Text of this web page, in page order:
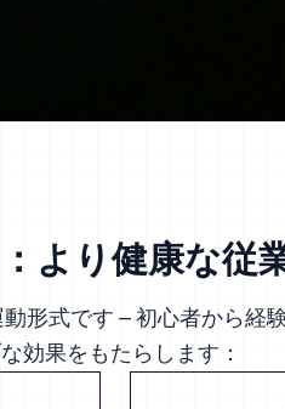
より健康な従
形式です – 初心者から経
効果をもたらします：